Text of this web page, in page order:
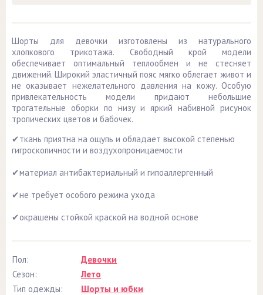
Шорты для девочки изготовлены из натурального
хлопкового трикотажа. Свободный крой модели
обеспечивает оптимальный теплообмен и не стесняет
движений. Широкий эластичный пояс мягко облегает живот и
не оказывает нежелательного давления на кожу. Особую
привлекательность модели придают небольшие
трогательные оборки по низу и яркий набивной рисунок
тропических цветов и бабочек.
✔ткань приятна на ощупь и обладает высокой степенью
гигроскопичности и воздухопроницаемости
✔материал антибактериальный и гипоаллергенный
✔не требует особого режима ухода
✔окрашены стойкой краской на водной основе
Пол:
Девочки
Сезон:
Лето
Тип одежды:
Шорты и юбки